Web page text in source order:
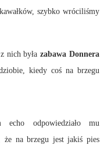
szybko wróciliśmy
nich byłazabawa Donnera
kiedy coś na brzegu
echo odpowiedziało mu
na brzegu jest jakiś pies